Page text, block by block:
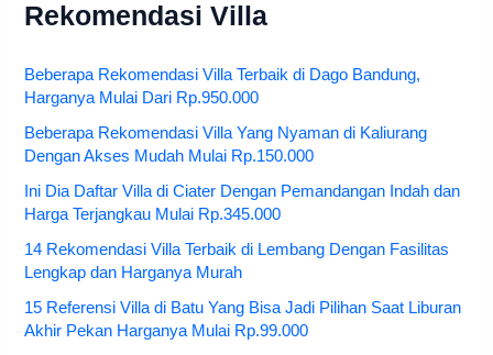
Rekomendasi Villa
Beberapa Rekomendasi Villa Terbaik di Dago Bandung,
Harganya Mulai Dari Rp.950.000
Beberapa Rekomendasi Villa Yang Nyaman di Kaliurang
Dengan Akses Mudah Mulai Rp.150.000
Ini Dia Daftar Villa di Ciater Dengan Pemandangan Indah dan
Harga Terjangkau Mulai Rp.345.000
14 Rekomendasi Villa Terbaik di Lembang Dengan Fasilitas
Lengkap dan Harganya Murah
15 Referensi Villa di Batu Yang Bisa Jadi Pilihan Saat Liburan
Akhir Pekan Harganya Mulai Rp.99.000